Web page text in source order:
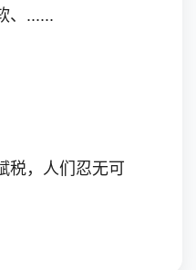
、......
，人们忍无可